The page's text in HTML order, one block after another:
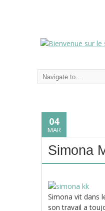
04
MAR
Simona
Simona vit dans
son travail a